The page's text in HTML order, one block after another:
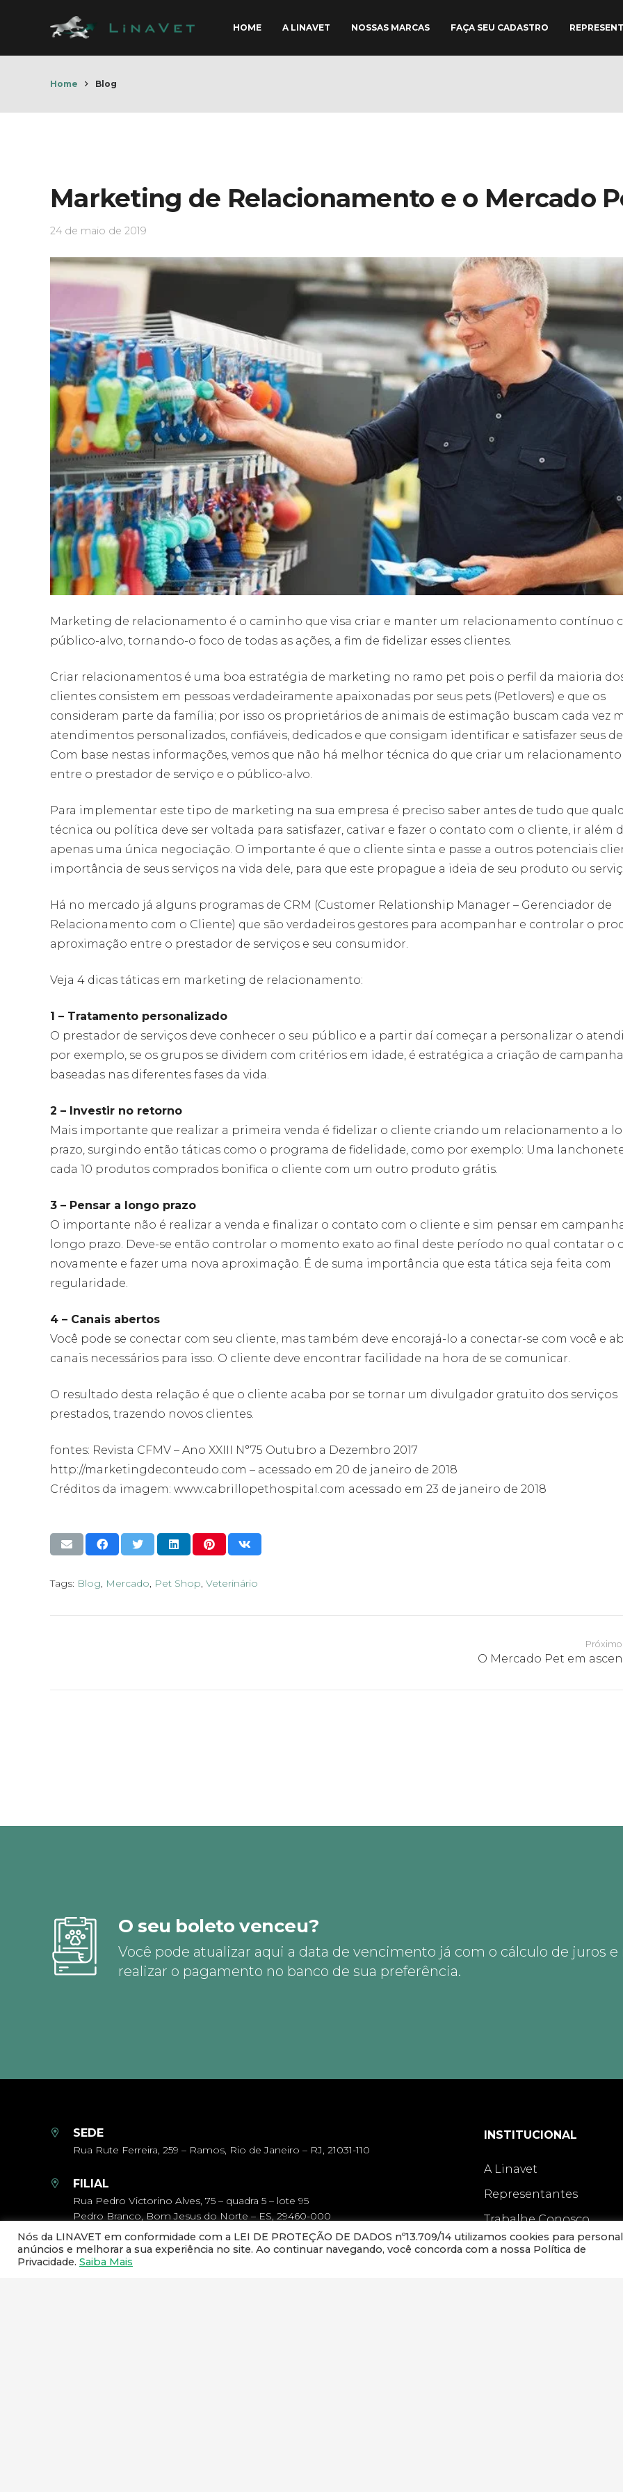
HOME A LINAVET NOSSAS MARCAS FAÇA SEU CADASTRO
Home Blog
Marketing de Relacionamento e o Mercado
24 de maio de 2019
Marketing de relacionamento é o caminho que visa criar e manter um relacionamento contínuo
público-alvo, tornando-o foco de todas as ações, a fim de fidelizar esses clientes.
Criar relacionamentos é uma boa estratégia de marketing no ramo pet pois o perfil da maioria
clientes consistem em pessoas verdadeiramente apaixonadas por seus pets (Petlovers) e que os
consideram parte da família; por isso os proprietários de animais de estimação buscam cada vez
atendimentos personalizados, confiáveis, dedicados e que consigam identificar e satisfazer seus
Com base nestas informações, vemos que não há melhor técnica do que criar um
entre o prestador de serviço e o público-alvo.
Para implementar este tipo de marketing na sua empresa é preciso saber antes de tudo que
técnica ou política deve ser voltada para satisfazer, cativar e fazer o contato com o cliente, ir além
apenas uma única negociação. O importante é que o cliente sinta e passe a outros potenciais
importância de seus serviços na vida dele, para que este propague a ideia de seu produto ou
Há no mercado já alguns programas de CRM (Customer Relationship Manager – Gerenciador de
Relacionamento com o Cliente) que são verdadeiros gestores para acompanhar e controlar o
aproximação entre o prestador de serviços e seu consumidor.
Veja 4 dicas táticas em marketing de relacionamento:
1 – Tratamento personalizado
O prestador de serviços deve conhecer o seu público e a partir daí começar a personalizar o
por exemplo, se os grupos se dividem com critérios em idade, é estratégica a criação de
baseadas nas diferentes fases da vida.
2 – Investir no retorno
Mais importante que realizar a primeira venda é fidelizar o cliente criando um relacionamento a
prazo, surgindo então táticas como o programa de fidelidade, como por exemplo: Uma
cada 10 produtos comprados bonifica o cliente com um outro produto grátis.
3 – Pensar a longo prazo
O importante não é realizar a venda e finalizar o contato com o cliente e sim pensar em
longo prazo. Deve-se então controlar o momento exato ao final deste período no qual contatar o
novamente e fazer uma nova aproximação. É de suma importância que esta tática seja feita com
regularidade.
4 – Canais abertos
Você pode se conectar com seu cliente, mas também deve encorajá-lo a conectar-se com você e
canais necessários para isso. O cliente deve encontrar facilidade na hora de se comunicar.
O resultado desta relação é que o cliente acaba por se tornar um divulgador gratuito dos serviços
prestados, trazendo novos clientes.
fontes: Revista CFMV – Ano XXIII N°75 Outubro a Dezembro 2017
http://marketingdeconteudo.com – acessado em 20 de janeiro de 2018
Créditos da imagem: www.cabrillopethospital.com acessado em 23 de janeiro de 2018
Tags: Blog, Mercado, Pet Shop, Veterinário
O Mercado Pet em
O seu boleto venceu?
Você pode atualizar aqui a data de vencimento já com o cálculo de juros
realizar o pagamento no banco de sua preferência.
SEDE
Rua Rute Ferreira, 259 – Ramos, Rio de Janeiro – RJ, 21031-110
FILIAL
Rua Pedro Victorino Alves, 75 – quadra 5 – lote 95
Pedro Branco, Bom Jesus do Norte – ES, 29460-000
GLA COMERCIO DE PRODUTOS VETERINARIOS LTDA
INSTITUCIONAL
A Linavet
Representantes
Trabalhe Conosco
Contato
Nós da LINAVET em conformidade com a LEI DE PROTEÇÃO DE DADOS nº13.709/14 utilizamos cookies para
anúncios e melhorar a sua experiência no site. Ao continuar navegando, você concorda com a nossa Política de
Privacidade. Saiba Mais